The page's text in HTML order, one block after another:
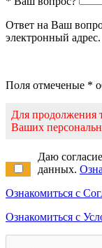
Ответ на Ваш
электронный адрес.
Поля отмеченые *
Для продолжения
Ваших
Даю
данных.
Ознакомиться с
Ознакомиться с